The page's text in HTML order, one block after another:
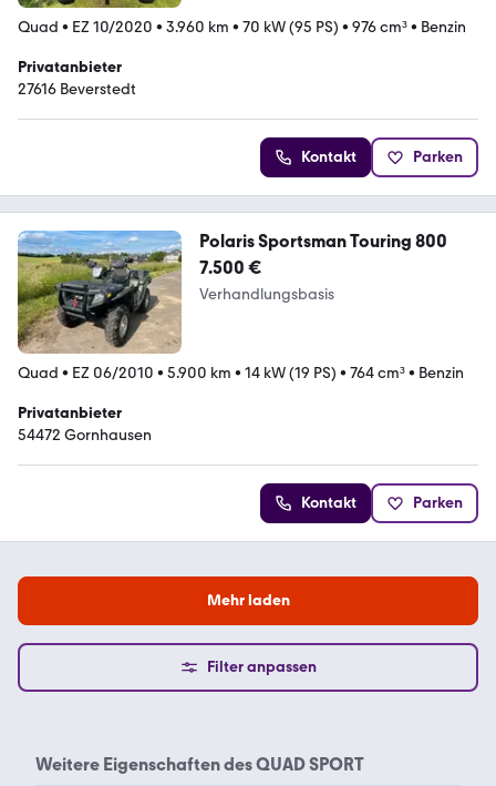
Quad • EZ 10/2020 • 3.960 km • 70 kW (95 PS) • 976 cm³• Benzin
Privatanbieter
27616 Beverstedt
Kontakt Parken
Polaris Sportsman Touring 800
7.500 €
Verhandlungsbasis
Quad • EZ 06/2010 • 5.900 km • 14 kW (19 PS) • 764 cm³• Benzin
Privatanbieter
54472 Gornhausen
Kontakt Parken
Mehr laden
Filter anpassen
Weitere Eigenschaften desQUAD SPORT